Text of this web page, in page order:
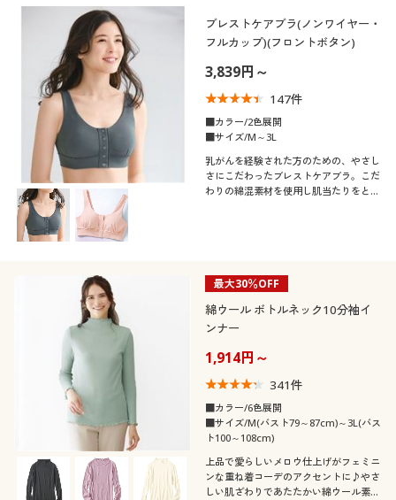
ブレストケアブラ(ノンワイヤー・
フルカップ)(フロントボタン)
3,839円～
147件
■カラー/2色展開
■サイズ/M～3L
乳がんを経験された方のための、やさし
さにこだわったブレストケアブラ。こだ
わりの綿混素材を使用し肌当たりをとこ
最大30％OFF
綿ウール ボトルネック10分袖イ
ンナー
1,914円～
341件
■カラー/6色展開
■サイズ/M(バスト79～87cm)～3L(バス
ト100～108cm)
上品で愛らしいメロウ仕上げがフェミニ
ンな重ね着コーデのアクセントに♪やさ
しい肌ざわりであたたかい綿ウール素材